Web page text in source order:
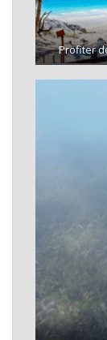
Profiter